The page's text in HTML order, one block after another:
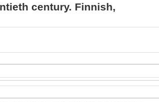
century. Finnish,